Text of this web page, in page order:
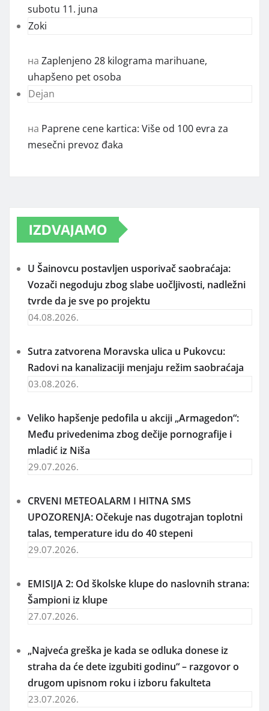
subotu 11. juna
Zoki
на Zaplenjeno 28 kilograma marihuane,
uhapšeno pet osoba
Dejan
на Paprene cene kartica: Više od 100 evra za
mesečni prevoz đaka
IZDVAJAMO
U Šainovcu postavljen usporivač saobraćaja:
Vozači negoduju zbog slabe uočljivosti, nadležni
tvrde da je sve po projektu
04.08.2026.
Sutra zatvorena Moravska ulica u Pukovcu:
Radovi na kanalizaciji menjaju režim saobraćaja
03.08.2026.
Veliko hapšenje pedofila u akciji „Armagedon“:
Među privedenima zbog dečije pornografije i
mladić iz Niša
29.07.2026.
CRVENI METEOALARM I HITNA SMS
UPOZORENJA: Očekuje nas dugotrajan toplotni
talas, temperature idu do 40 stepeni
29.07.2026.
EMISIJA 2: Od školske klupe do naslovnih strana:
Šampioni iz klupe
27.07.2026.
„Najveća greška je kada se odluka donese iz
straha da će dete izgubiti godinu“ – razgovor o
drugom upisnom roku i izboru fakulteta
23.07.2026.